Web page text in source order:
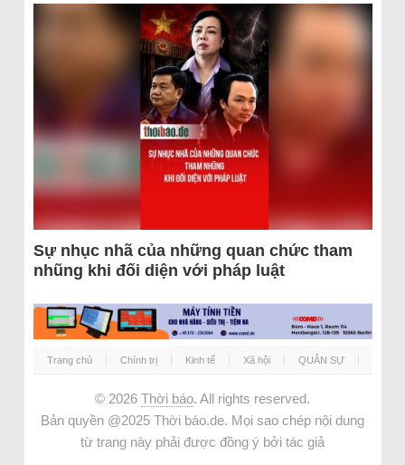
Sự nhục nhã của những quan chức tham
nhũng khi đối diện với pháp luật
Trang chủ Chính trị Kinh tế Xã hội QUÂN SỰ
© 2026 Thời báo. All rights reserved.
Bản quyền @2025 Thời báo.de. Mọi sao chép nội dung
từ trang này phải được đồng ý bởi tác giả